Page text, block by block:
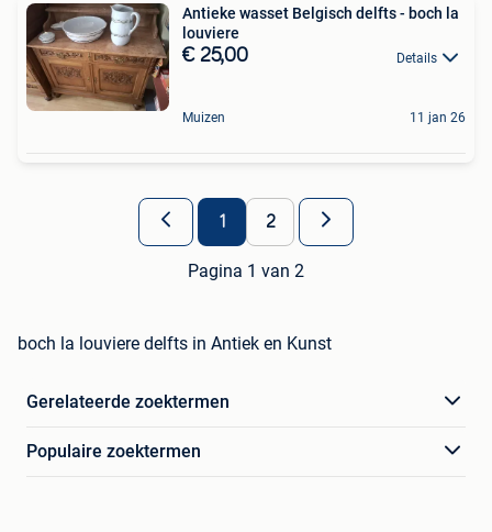
Antieke wasset Belgisch delfts - boch la
louviere
€ 25,00 Details
Muizen 11 jan 26
1 2
Pagina 1 van 2
boch la louviere delfts in Antiek en Kunst
Gerelateerde zoektermen
Populaire zoektermen